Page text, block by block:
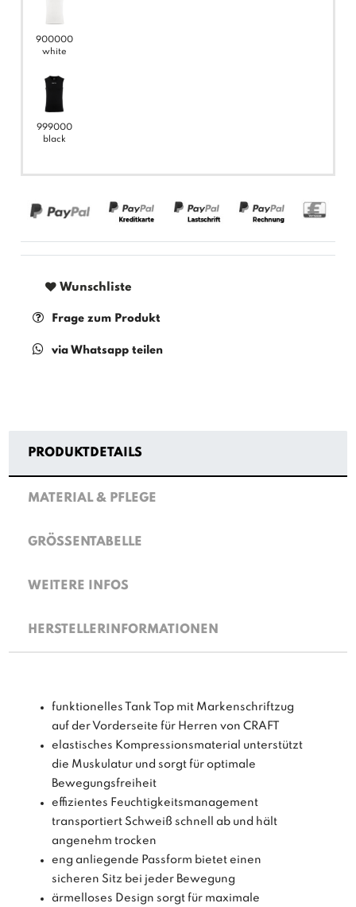
900000
white
999000
black
Wunschliste
Frage zum Produkt
via Whatsapp teilen
PRODUKTDETAILS
MATERIAL & PFLEGE
GRÖSSENTABELLE
WEITERE INFOS
HERSTELLERINFORMATIONEN
funktionelles Tank Top mit Markenschriftzug
auf der Vorderseite für Herren von CRAFT
elastisches Kompressionsmaterial unterstützt
die Muskulatur und sorgt für optimale
Bewegungsfreiheit
effizientes Feuchtigkeitsmanagement
transportiert Schweiß schnell ab und hält
angenehm trocken
eng anliegende Passform bietet einen
sicheren Sitz bei jeder Bewegung
ärmelloses Design sorgt für maximale